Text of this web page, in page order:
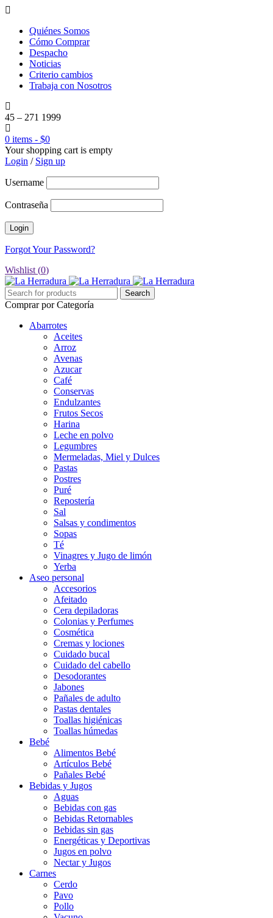
Quiénes Somos
Cómo Comprar
Despacho
Noticias
Criterio cambios
Trabaja con Nosotros
45 – 271 1999
0 items - $0
Your shopping cart is empty
Login / Sign up
Username
Contraseña
Forgot Your Password?
Wishlist (0)
Comprar por Categoría
Abarrotes
Aceites
Arroz
Avenas
Azucar
Café
Conservas
Endulzantes
Frutos Secos
Harina
Leche en polvo
Legumbres
Mermeladas, Miel y Dulces
Pastas
Postres
Puré
Repostería
Sal
Salsas y condimentos
Sopas
Té
Vinagres y Jugo de limón
Yerba
Aseo personal
Accesorios
Afeitado
Cera depiladoras
Colonias y Perfumes
Cosmética
Cremas y lociones
Cuidado bucal
Cuidado del cabello
Desodorantes
Jabones
Pañales de adulto
Pastas dentales
Toallas higiénicas
Toallas húmedas
Bebé
Alimentos Bebé
Artículos Bebé
Pañales Bebé
Bebidas y Jugos
Aguas
Bebidas con gas
Bebidas Retornables
Bebidas sin gas
Energéticas y Deportivas
Jugos en polvo
Nectar y Jugos
Carnes
Cerdo
Pavo
Pollo